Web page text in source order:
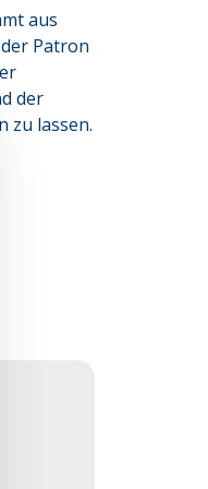
aus
Patron
der
zu lassen.